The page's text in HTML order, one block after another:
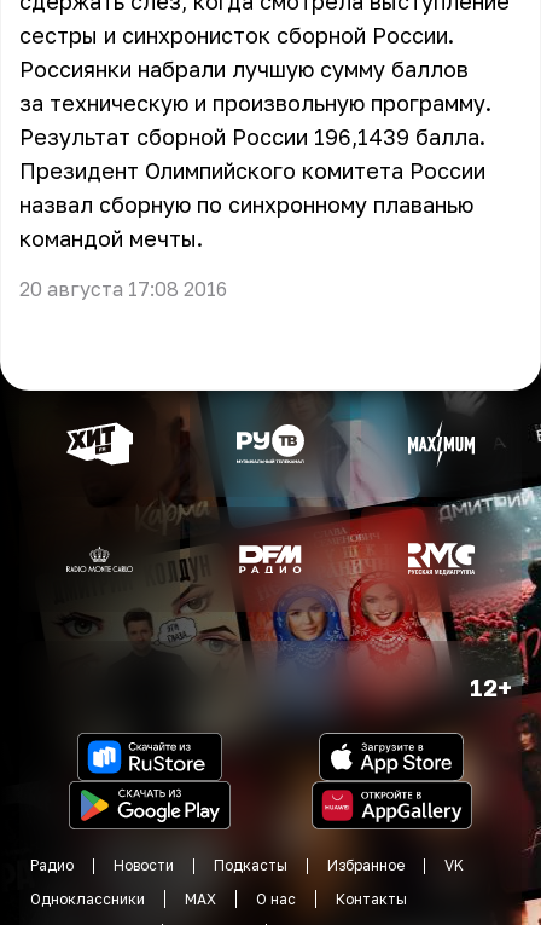
сестры и синхронисток сборной России.
Россиянки набрали лучшую сумму баллов
за техническую и произвольную программу.
Результат сборной России 196,1439 балла.
Президент Олимпийского комитета России
назвал сборную по синхронному плаванью
командой мечты.
20 августа 17:08 2016
12+
Радио Новости Подкасты Избранное
VK
Одноклассники
MAX О нас
Контакты